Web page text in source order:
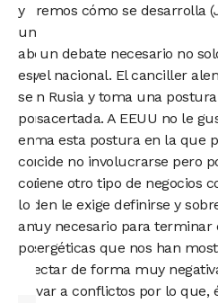
Veremos cómo se desarrolla
Es un debate necesario no
nivel nacional. El canciller
con Rusia y toma una
desacertada. A EEUU no le
toma esta postura en la que
decide no involucrarse pero
y tiene otro tipo de negocios
Biden le exige definirse y
muy necesario para terminar
energéticas que nos han
afectar de forma muy
llevar a conflictos por lo que,
y
un
abogado
especialista
se
pondrá
en
contacto
contigo
lo
antes
posible.